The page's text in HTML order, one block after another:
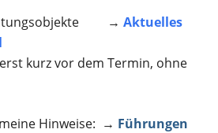
→ Aktuelles
kurz vor dem Termin, ohne
Hinweise: → Führungen